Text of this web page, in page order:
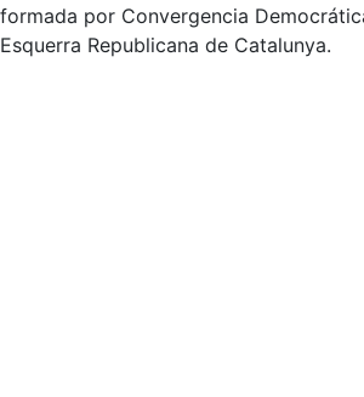
formada por Convergencia
Esquerra Republicana de Catalunya.